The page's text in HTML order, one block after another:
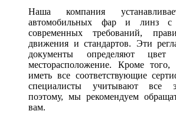
Наша компания
автомобильных фар и линз с
современных требований,
движения и стандартов. Эти
документы определяют
месторасположение. Кроме
иметь все соответствующие
специалисты учитывают все
поэтому, мы рекомендуем
вам.